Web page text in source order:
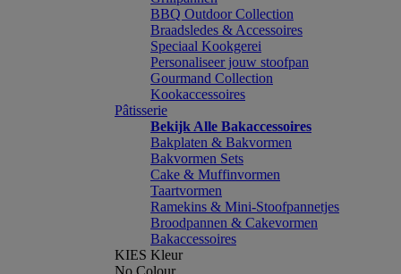
BBQ Outdoor Collection
Braadsledes & Accessoires
Speciaal Kookgerei
Personaliseer jouw stoofpan
Gourmand Collection
Kookaccessoires
Pâtisserie
Bekijk Alle Bakaccessoires
Bakplaten & Bakvormen
Bakvormen Sets
Cake & Muffinvormen
Taartvormen
Ramekins & Mini-Stoofpannetjes
Broodpannen & Cakevormen
Bakaccessoires
KIES Kleur
No Colour